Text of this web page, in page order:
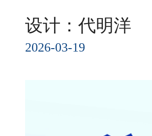
设计：代明洋
2026-03-19